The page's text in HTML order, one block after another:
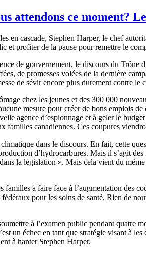
attendons ce moment?
en cascade, Stephen Harper, le chef
et profiterde la pause pourremettre le
de gouvernement, le discours du Trône
, de promesses volées de la dernière
de sévirencore plus durement contre le
chez les jeunes et des 300 000
mesure pourcréerde bons emplois de
agence d’espionnage et à gelerle budget
familles canadiennes. Ces coupures
climatique dans le discours. En fait, cette
d’hydrocarbures. Mais il s’agit des
dans la législation ». Mais cela vient du même
familles à faire face à l’augmentation des
fédéraux pour les soins de santé. Rien de
à l’examen public pendant quatre
un échec en tant que stratégie visant à les
à hanterStephen Harper.